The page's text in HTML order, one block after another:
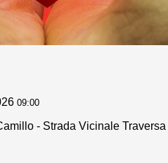
09:00
- Strada Vicinale